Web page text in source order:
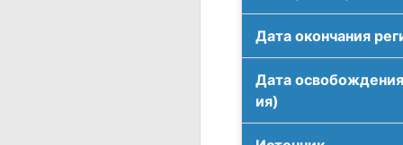
Дата окончания
Дата
ия)